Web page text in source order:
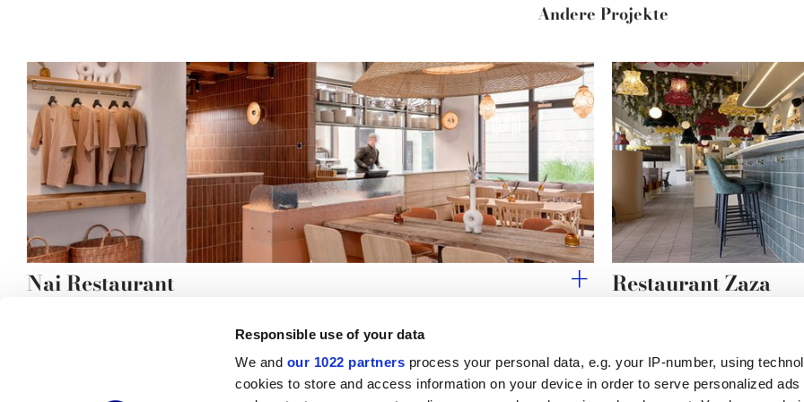
Responsible use of your data
We and our 1022 partners process your personal data, e.g. your IP-number, using
cookies to store and access information on your device in order to serve personalized ads
Andere Projekte
Nai Restaurant Restaurant Zaza
Nützliche Links Rechtsraum